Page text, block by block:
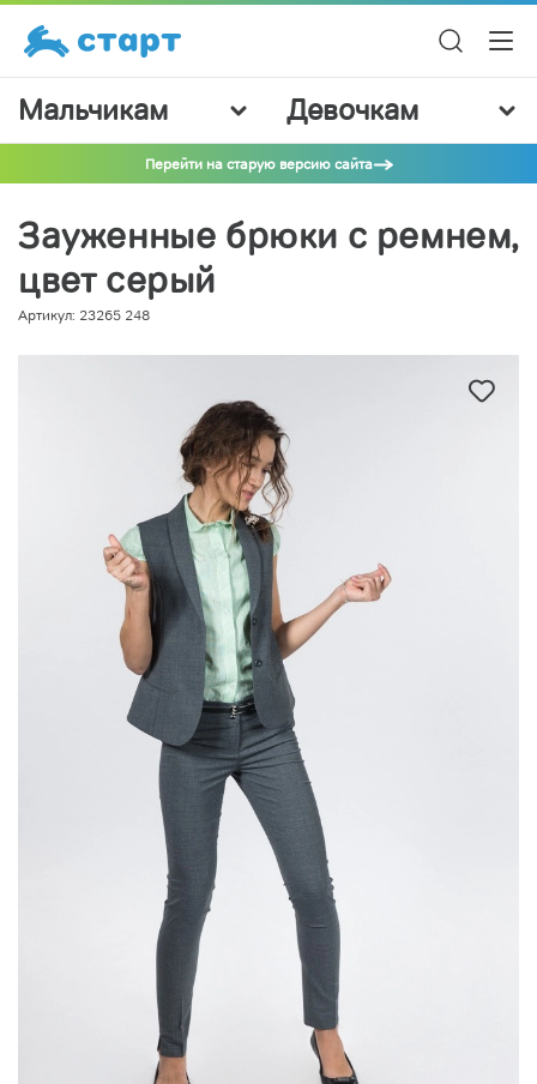
Мальчикам Девочкам
Перейти на старую версию сайта
Зауженные брюки с ремнем,
цвет серый
Артикул: 23265 248